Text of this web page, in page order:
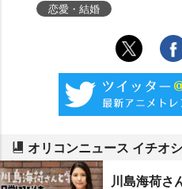
恋愛・結婚
オリコンニュース イチオ
川島海荷さ